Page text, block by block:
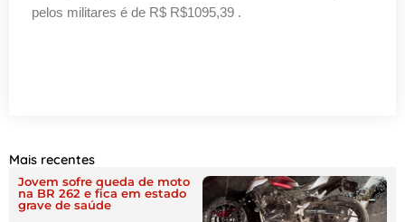
pelos militares é de R$ R$1095,39 .
Mais recentes
Jovem sofre queda de moto
na BR 262 e fica em estado
grave de saúde